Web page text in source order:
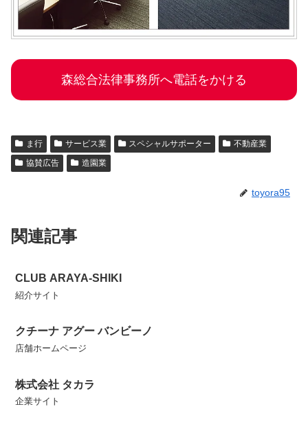
森総合法律事務所へ電話をかける
ま行 サービス業 スペシャルサポーター
不動産業
協賛広告
造園業
toyora95
関連記事
CLUB ARAYA‐SHIKI
紹介サイト
クチーナ アグー バンビーノ
店舗ホームページ
株式会社 タカラ
企業サイト